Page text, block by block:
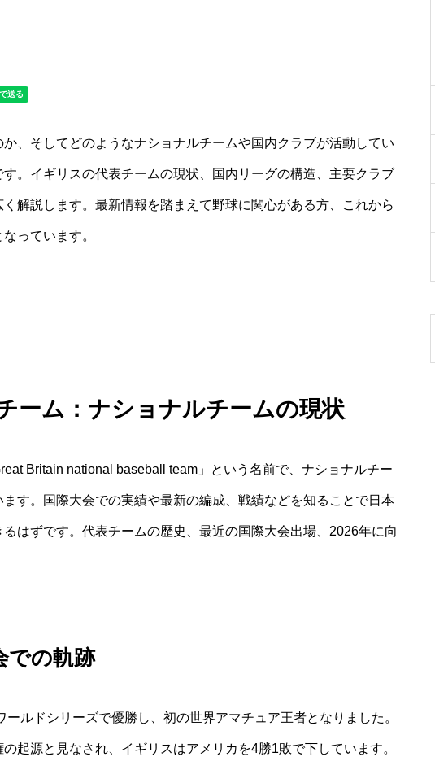
、そしてどのようなナショナルチームや国内クラブが活動してい
。イギリスの代表チームの現状、国内リーグの構造、主要クラブ
解説します。最新情報を踏まえて野球に関心がある方、これから
っています。
ーム：ナショナルチームの現状
Britain national baseball team」という名前で、ナショナルチー
す。国際大会での実績や最新の編成、戦績などを知ることで日本
はずです。代表チームの歴史、最近の国際大会出場、2026年に向
での軌跡
ルドシリーズで優勝し、初の世界アマチュア王者となりました。
起源と見なされ、イギリスはアメリカを4勝1敗で下しています。